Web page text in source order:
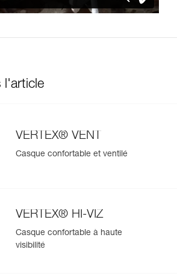
l'article
VERTEX® VENT
Casque confortable et ventilé
VERTEX® HI-VIZ
Casque confortable à haute
visibilité